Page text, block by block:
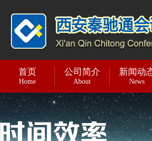
首页
Home
公司简介
About
新闻动
News